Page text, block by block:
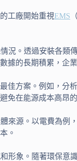
工廠開始重視EMS （
況。透過安裝各類
據的長期積累，企
佳方案。例如，分
免在能源成本高昂
來源。以電費為
。
形象。隨著環保